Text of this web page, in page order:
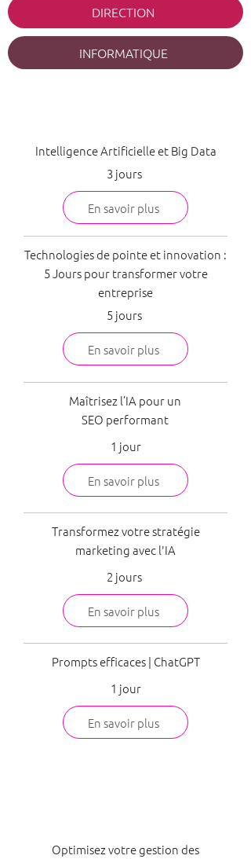
DIRECTION
INFORMATIQUE
Intelligence Artificielle et Big Data
3 jours
En savoir plus
Technologies de pointe et innovation :
5 Jours pour transformer votre
entreprise
5 jours
En savoir plus
Maîtrisez l’IA pour un
SEO performant
1 jour
En savoir plus
Transformez votre stratégie
marketing avec l'IA
2 jours
En savoir plus
Prompts efficaces | ChatGPT
1 jour
En savoir plus
Optimisez votre gestion des